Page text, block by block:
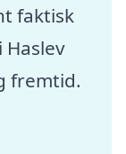
faktisk
fremtid.